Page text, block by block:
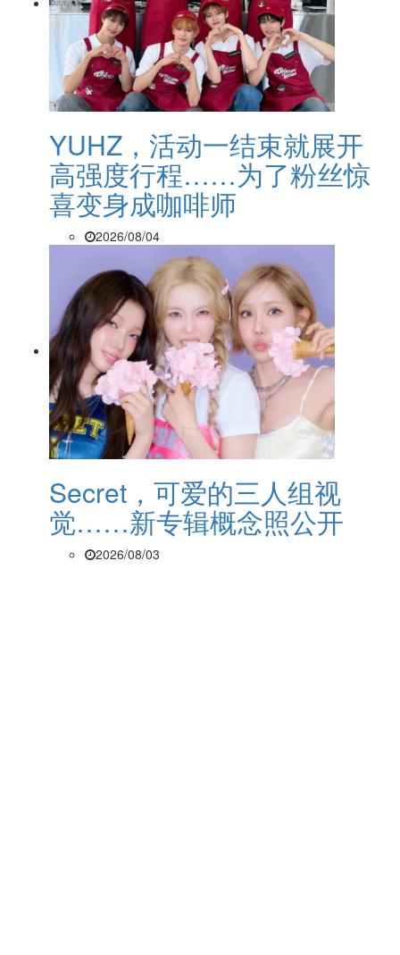
YUHZ，活动一结束就展开
高强度行程……为了粉丝惊
喜变身成咖啡师
2026/08/04
Secret，可爱的三人组视
觉……新专辑概念照公开
2026/08/03